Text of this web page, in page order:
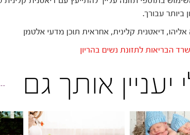
ביותר עבורך.
דיאטנית קלינית, אחראית תוכן מדעי אלטמן
הבריאות לתזונת נשים בהריון
יעניין אותך גם